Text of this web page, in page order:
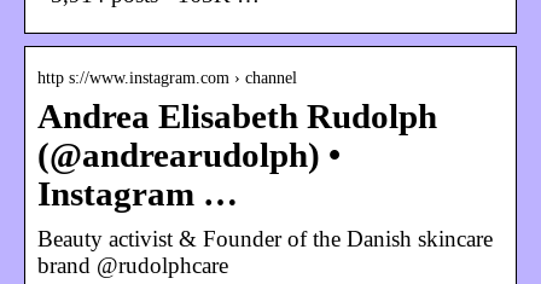
http s://www.instagram.com › channel
Andrea Elisabeth Rudolph
(@andrearudolph) •
Instagram …
Beauty activist & Founder of the Danish skincare
brand @rudolphcare